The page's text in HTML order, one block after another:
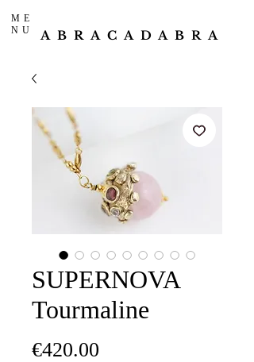
ME
NU
ABRACADABRA
SUPERNOVA
Tourmaline
€420.00